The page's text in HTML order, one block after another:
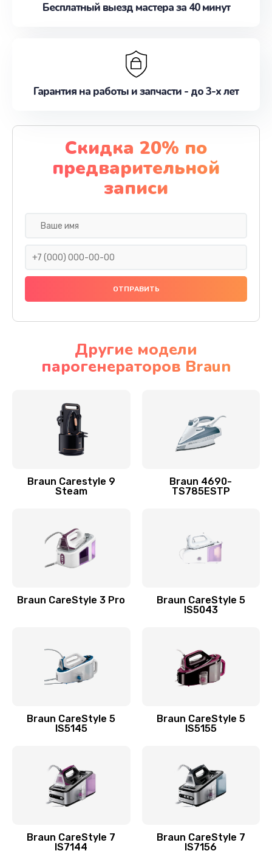
Бесплатный выезд мастера за 40 минут
Гарантия на работы и запчасти - до 3-х лет
Скидка 20% по
предварительной
записи
Другие модели
парогенераторов Braun
Braun Carestyle 9
Steam
Braun 4690-
TS785ESTP
Braun CareStyle 3 Pro
Braun CareStyle 5
IS5043
Braun CareStyle 5
IS5145
Braun CareStyle 5
IS5155
Braun CareStyle 7
IS7144
Braun CareStyle 7
IS7156